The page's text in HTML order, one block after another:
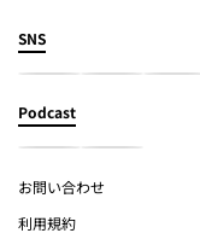
SNS
Podcast
お問い合わせ
利用規約